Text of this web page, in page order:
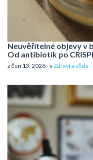
Neuvěřitelné objevy v
Od antibiotik po
z čen 13, 2026 - vZdraví a věda